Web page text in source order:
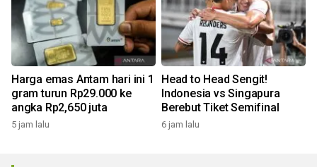
Harga emas Antam hari ini 1
gram turun Rp29.000 ke
angka Rp2,650 juta
5 jam lalu
Head to Head Sengit!
Indonesia vs Singapura
Berebut Tiket Semifinal
6 jam lalu